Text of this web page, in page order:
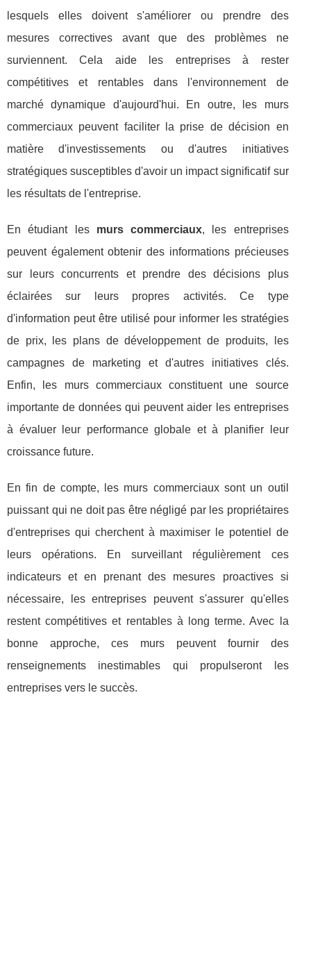
lesquels elles doivent s'améliorer ou prendre des
mesures correctives avant que des problèmes ne
surviennent. Cela aide les entreprises à rester
compétitives et rentables dans l'environnement de
marché dynamique d'aujourd'hui. En outre, les murs
commerciaux peuvent faciliter la prise de décision en
matière d'investissements ou d'autres initiatives
stratégiques susceptibles d'avoir un impact significatif sur
les résultats de l'entreprise.
En étudiant les murs commerciaux, les entreprises
peuvent également obtenir des informations précieuses
sur leurs concurrents et prendre des décisions plus
éclairées sur leurs propres activités. Ce type
d'information peut être utilisé pour informer les stratégies
de prix, les plans de développement de produits, les
campagnes de marketing et d'autres initiatives clés.
Enfin, les murs commerciaux constituent une source
importante de données qui peuvent aider les entreprises
à évaluer leur performance globale et à planifier leur
croissance future.
En fin de compte, les murs commerciaux sont un outil
puissant qui ne doit pas être négligé par les propriétaires
d'entreprises qui cherchent à maximiser le potentiel de
leurs opérations. En surveillant régulièrement ces
indicateurs et en prenant des mesures proactives si
nécessaire, les entreprises peuvent s'assurer qu'elles
restent compétitives et rentables à long terme. Avec la
bonne approche, ces murs peuvent fournir des
renseignements inestimables qui propulseront les
entreprises vers le succès.